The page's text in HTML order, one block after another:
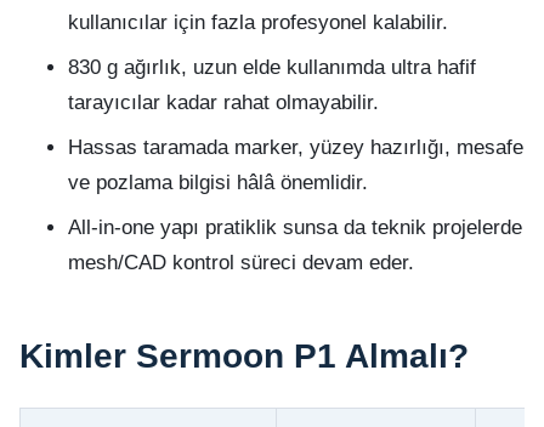
kullanıcılar için fazla profesyonel kalabilir.
830 g ağırlık, uzun elde kullanımda ultra hafif
tarayıcılar kadar rahat olmayabilir.
Hassas taramada marker, yüzey hazırlığı, mesafe
ve pozlama bilgisi hâlâ önemlidir.
All-in-one yapı pratiklik sunsa da teknik projelerde
mesh/CAD kontrol süreci devam eder.
Kimler Sermoon P1 Almalı?